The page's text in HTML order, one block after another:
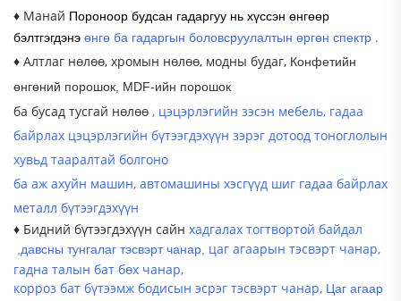
♦ Манай Пороноор будсан гадаргуу нь хүссэн өнгөөр
бэлтгэгдэнэ өнгө ба гадаргын боловсруулалтын өргөн спектр .
♦ Алтлаг нөлөө, хромын нөлөө, модны будаг, Конфетийн
өнгөний порошок, MDF-ийн порошок
ба бусад тусгай нөлөө , цэцэрлэгийн зэсэн мебель, гадаа
байрлах цэцэрлэгийн бүтээгдэхүүн зэрэг дотоод тоноглолын
хувьд тааралтай болгоно
ба аж ахуйн машин, автомашины хэсгүүд шиг гадаа байрлах
металл бүтээгдэхүүн
♦ Бидний бүтээгдэхүүн сайн хадгалах тогтвортой байдал
,давсны тунгалаг тэсвэрт чанар, цаг агаарын тэсвэрт чанар,
гадна талын бат бөх чанар,
корроз бат бүтээмж бодисын эсрэг тэсвэрт чанар, Цаг агаар